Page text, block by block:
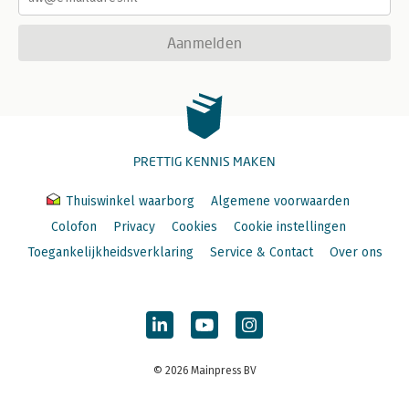
Aanmelden
PRETTIG KENNIS MAKEN
Thuiswinkel waarborg
Algemene voorwaarden
Colofon
Privacy Cookies
Cookie instellingen
Toegankelijkheidsverklaring
Service & Contact Over ons
© 2026 Mainpress BV